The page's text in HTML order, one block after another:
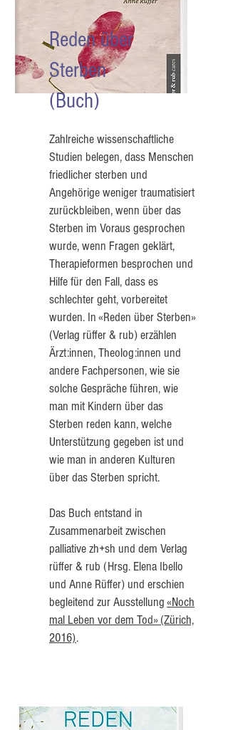
Reden über
Sterben
(Buch)
Zahlreiche wissenschaftliche
Studien belegen, dass Menschen
friedlicher sterben und
Angehörige weniger traumatisiert
zurückbleiben, wenn über das
Sterben im Voraus gesprochen
wurde, wenn Fragen geklärt,
Therapieformen besprochen und
Hilfe für den Fall, dass es
schlechter geht, vorbereitet
wurden. In «Reden über Sterben»
(Verlag rüffer & rub) erzählen
Ärzt:innen, Theolog:innen und
andere Fachpersonen, wie sie
solche Gespräche führen, wie
man mit Kindern über das
Sterben reden kann, welche
Unterstützung gegeben ist und
wie man in anderen Kulturen
über das Sterben spricht.
Das Buch entstand in
Zusammenarbeit zwischen
palliative zh+sh und dem Verlag
rüffer & rub (Hrsg. Elena Ibello
und Anne Rüffer) und erschien
begleitend zur Ausstellung«Noch
mal Leben vor dem Tod» (Zürich,
2016).